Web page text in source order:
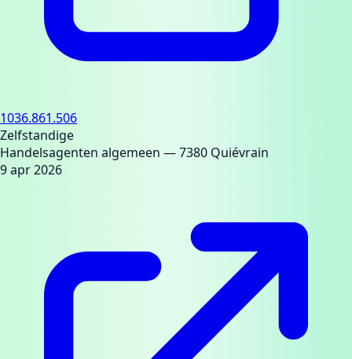
1036.861.506
Zelfstandige
Handelsagenten algemeen — 7380 Quiévrain
9 apr 2026